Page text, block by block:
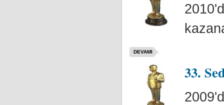
DEVAMI
33.